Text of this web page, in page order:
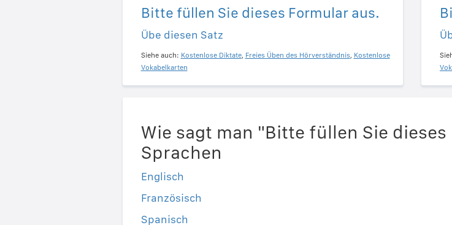
Bitte füllen Sie dieses Formular aus.
Übe diesen Satz
Siehe auch: Kostenlose Diktate, Freies Üben des Hörverständnis, Kostenlose
Vokabelkarten
Wie sagt man "Bitte füllen Sie
Sprachen
Englisch
Französisch
Spanisch